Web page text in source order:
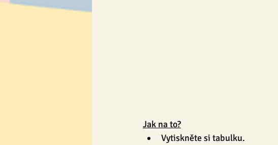
Jak na to?
Vytiskněte si tabulku.